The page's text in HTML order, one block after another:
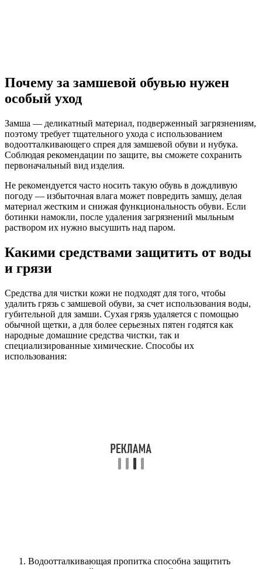
Почему за замшевой обувью нужен
особый уход
Замша — деликатный материал, подверженный загрязнениям,
поэтому требует тщательного ухода с использованием
водоотталкивающего спрея для замшевой обуви и нубука.
Соблюдая рекомендации по защите, вы сможете сохранить
первоначальный вид изделия.
Не рекомендуется часто носить такую обувь в дождливую
погоду — избыточная влага может повредить замшу, делая
материал жестким и снижая функциональность обуви. Если
ботинки намокли, после удаления загрязнений мыльным
раствором их нужно высушить над паром.
Какими средствами защитить от воды
и грязи
Средства для чистки кожи не подходят для того, чтобы
удалить грязь с замшевой обуви, за счет использования воды,
губительной для замши. Сухая грязь удаляется с помощью
обычной щетки, а для более серьезных пятен годятся как
народные домашние средства чистки, так и
специализированные химические. Способы их
использования:
Водоотталкивающая пропитка способна защитить